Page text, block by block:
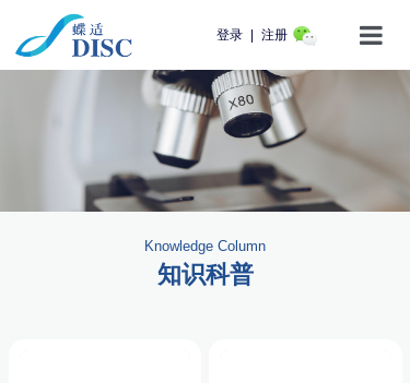
登录 注册
知识科普
Knowledge Column